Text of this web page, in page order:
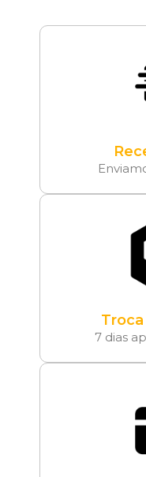
7 dias